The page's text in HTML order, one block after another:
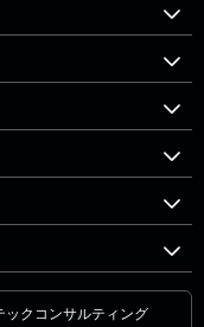
ックコンサルティング